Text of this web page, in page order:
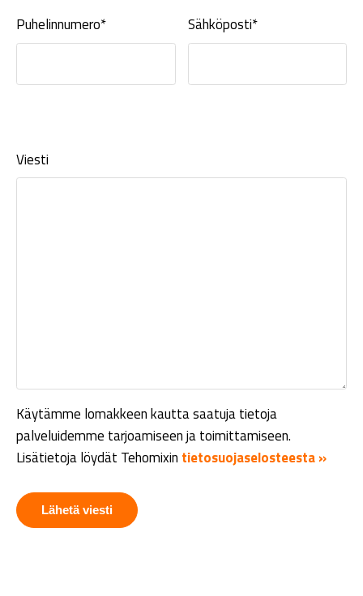
Puhelinnumero* Sähköposti*
Viesti
Käytämme lomakkeen kautta saatuja tietoja
palveluidemme tarjoamiseen ja toimittamiseen.
Lisätietoja löydät Tehomixin tietosuojaselosteesta »